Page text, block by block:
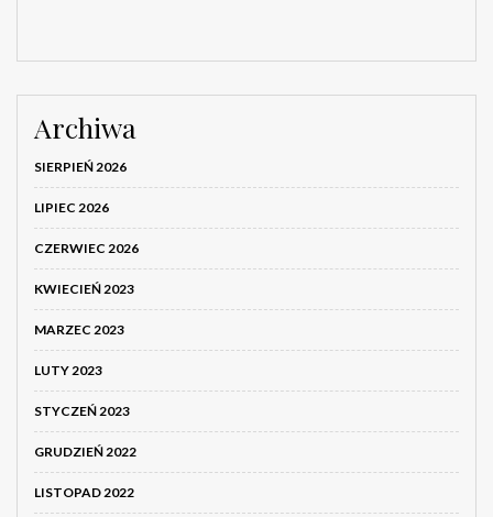
Archiwa
SIERPIEŃ 2026
LIPIEC 2026
CZERWIEC 2026
KWIECIEŃ 2023
MARZEC 2023
LUTY 2023
STYCZEŃ 2023
GRUDZIEŃ 2022
LISTOPAD 2022